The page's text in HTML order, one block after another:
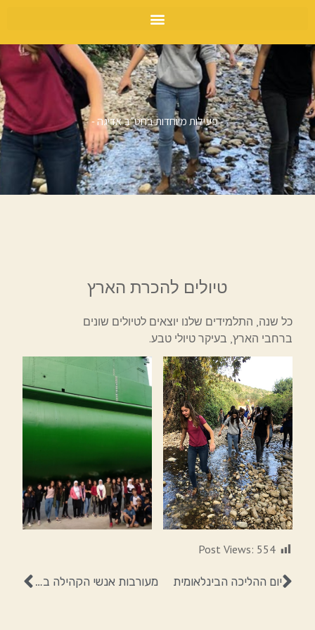
- פעילות מיוחדות בחט״ב אדיגה -
טיולים להכרת הארץ
כל שנה, התלמידים שלנו יוצאים לטיולים שונים
ברחבי הארץ, בעיקר טיולי טבע.
Post Views: 554
יום ההליכה הבינלאומית מעורבות אנשי הקהילה בתוך החטיבה